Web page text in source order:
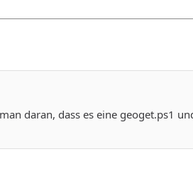
daran, dass es eine geoget.ps1